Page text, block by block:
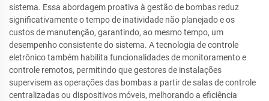
sistema. Essa abordagem proativa à gestão de bombas reduz
significativamente o tempo de inatividade não planejado e os
custos de manutenção, garantindo, ao mesmo tempo, um
desempenho consistente do sistema. A tecnologia de controle
eletrônico também habilita funcionalidades de monitoramento e
controle remotos, permitindo que gestores de instalações
supervisem as operações das bombas a partir de salas de controle
centralizadas ou dispositivos móveis, melhorando a eficiência